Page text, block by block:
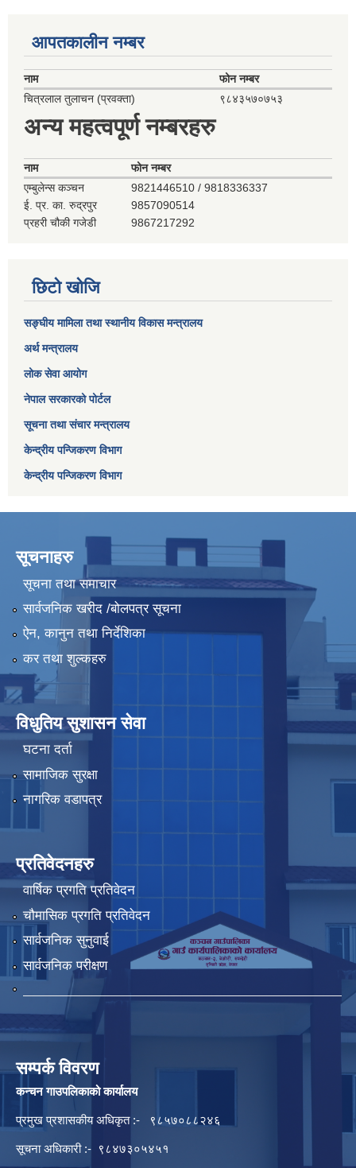
आपतकालीन नम्बर
नाम
फोन नम्बर
चित्रलाल तुलाचन (प्रवक्ता)
९८४३५७०७५३
अन्य महत्वपूर्ण नम्बरहरु
नाम
फोन नम्बर
एम्बुलेन्स कञ्‍चन
9821446510 / 9818336337
ई. प्र. का. रुद्रपुर
9857090514
प्रहरी चौकी गजेडी
9867217292
छिटो खोजि
सङ्घीय मामिला तथा स्थानीय विकास मन्त्रालय
अर्थ मन्त्रालय
लोक सेवा आयोग
नेपाल सरकारको पोर्टल
सूचना तथा संचार मन्त्रालय
केन्द्रीय पन्जिकरण विभाग
केन्द्रीय पन्जिकरण विभाग
सूचनाहरु
सूचना तथा समाचार
सार्वजनिक खरीद /बोलपत्र सूचना
ऐन, कानुन तथा निर्देशिका
कर तथा शुल्कहरु
विधुतिय सुशासन सेवा
घटना दर्ता
सामाजिक सुरक्षा
नागरिक वडापत्र
प्रतिवेदनहरु
वार्षिक प्रगति प्रतिवेदन
चौमासिक प्रगति प्रतिवेदन
सार्वजनिक सुनुवाई
सार्वजनिक परीक्षण
सम्पर्क विवरण
कन्चन गाउपलिकाको कार्यालय
प्रमुख प्रशासकीय अधिकृत :- ९८५७०८८२४६
सूचना अधिकारी :- ९८४७३०५४५१